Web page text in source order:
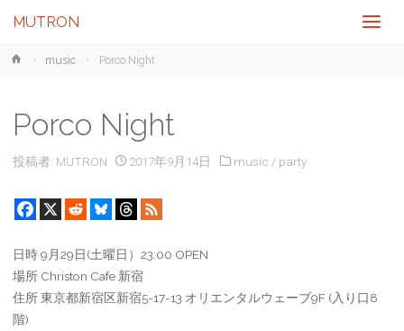
MUTRON
ホ
music Porco Night
Porco Night
投稿者: MUTRON 2017年9月14日 music / party
日時 9月29日(土曜日）23:00 OPEN
場所 Christon Cafe 新宿
住所 東京都新宿区新宿5-17-13 オリエンタルウェーブ9F (入り口8
階)